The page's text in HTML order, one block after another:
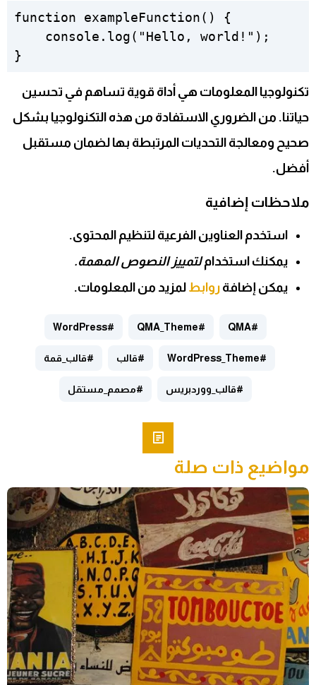
function exampleFunction() {
    console.log("Hello, world!");
تكنولوجيا المعلومات هي أداة قوية تساهم في تحسين
حياتنا. من الضروري الاستفادة من هذه التكنولوجيا بشكل
صحيح ومعالجة التحديات المرتبطة بها لضمان مستقبل
أفضل.
ملاحظات إضافية
استخدم العناوين الفرعية لتنظيم المحتوى.
يمكنك استخداملتمييز النصوص المهمة.
يمكن إضافة روابط لمزيد من المعلومات.
#QMA
#QMA_Theme
#WordPress
#WordPress_Theme #قالب #قالب_قمة
#قالب_ووردبريس #مصمم_مستقل
مواضيع ذات صلة